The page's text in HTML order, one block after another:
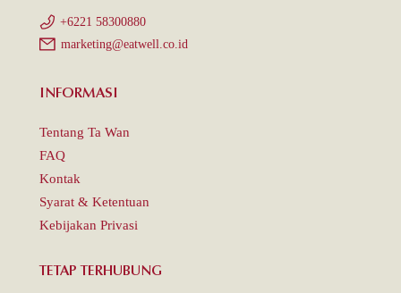
+6221 58300880
marketing@eatwell.co.id
INFORMASI
Tentang Ta Wan
FAQ
Kontak
Syarat & Ketentuan
Kebijakan Privasi
TETAP TERHUBUNG